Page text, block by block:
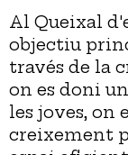
Al Queixal
objectiu
través de la
on es doni
les joves, on
creixement